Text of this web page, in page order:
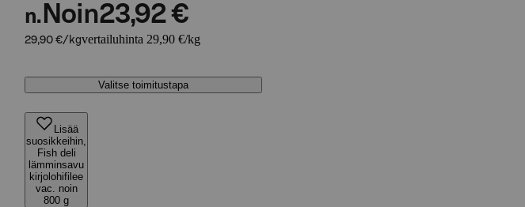
n. Noin23,92 €
29,90 €/kgvertailuhinta 29,90 €/kg
Valitse toimitustapa
Lisää
suosikkeihin,
Fish deli
lämminsavu
kirjolohifilee
vac. noin
800 g